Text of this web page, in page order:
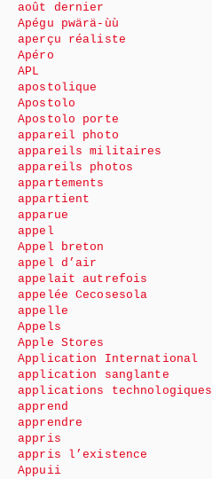
août dernier
Apégu pwärä-ùù
aperçu réaliste
Apéro
APL
apostolique
Apostolo
Apostolo porte
appareil photo
appareils militaires
appareils photos
appartements
appartient
apparue
appel
Appel breton
appel d’air
appelait autrefois
appelée Cecosesola
appelle
Appels
Apple Stores
Application International
application sanglante
applications technologiques
apprend
apprendre
appris
appris l’existence
Appuii